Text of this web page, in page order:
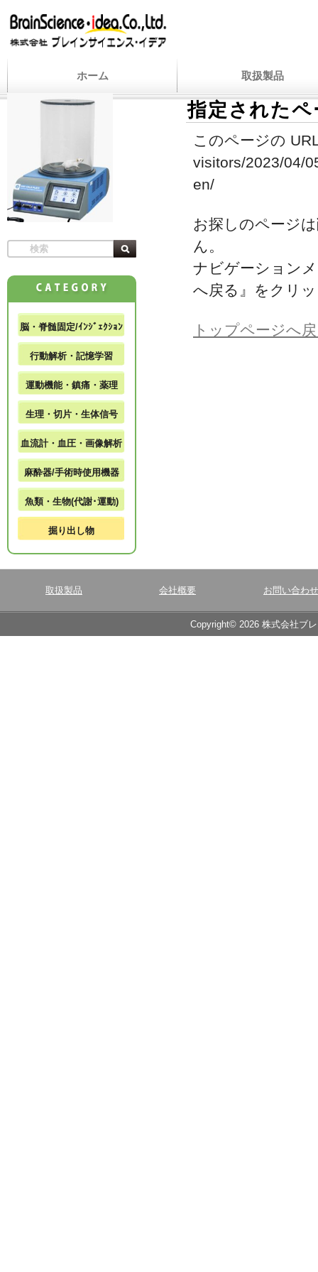
ホーム 取扱製品
指定された
このページの
visitors/2023/04/
en/
お探しのページ
ん。
ナビゲーション
へ戻る』をクリ
トップページへ
脳・脊髄固定/ｲﾝｼﾞｪｸｼｮﾝ
行動解析・記憶学習
運動機能・鎮痛・薬理
生理・切片・生体信号
血流計・血圧・画像解析
麻酔器/手術時使用機器
魚類・生物(代謝･運動)
掘り出し物
取扱製品 会社概要 お問い合わせ
Copyright© 2026 株式会社ブ